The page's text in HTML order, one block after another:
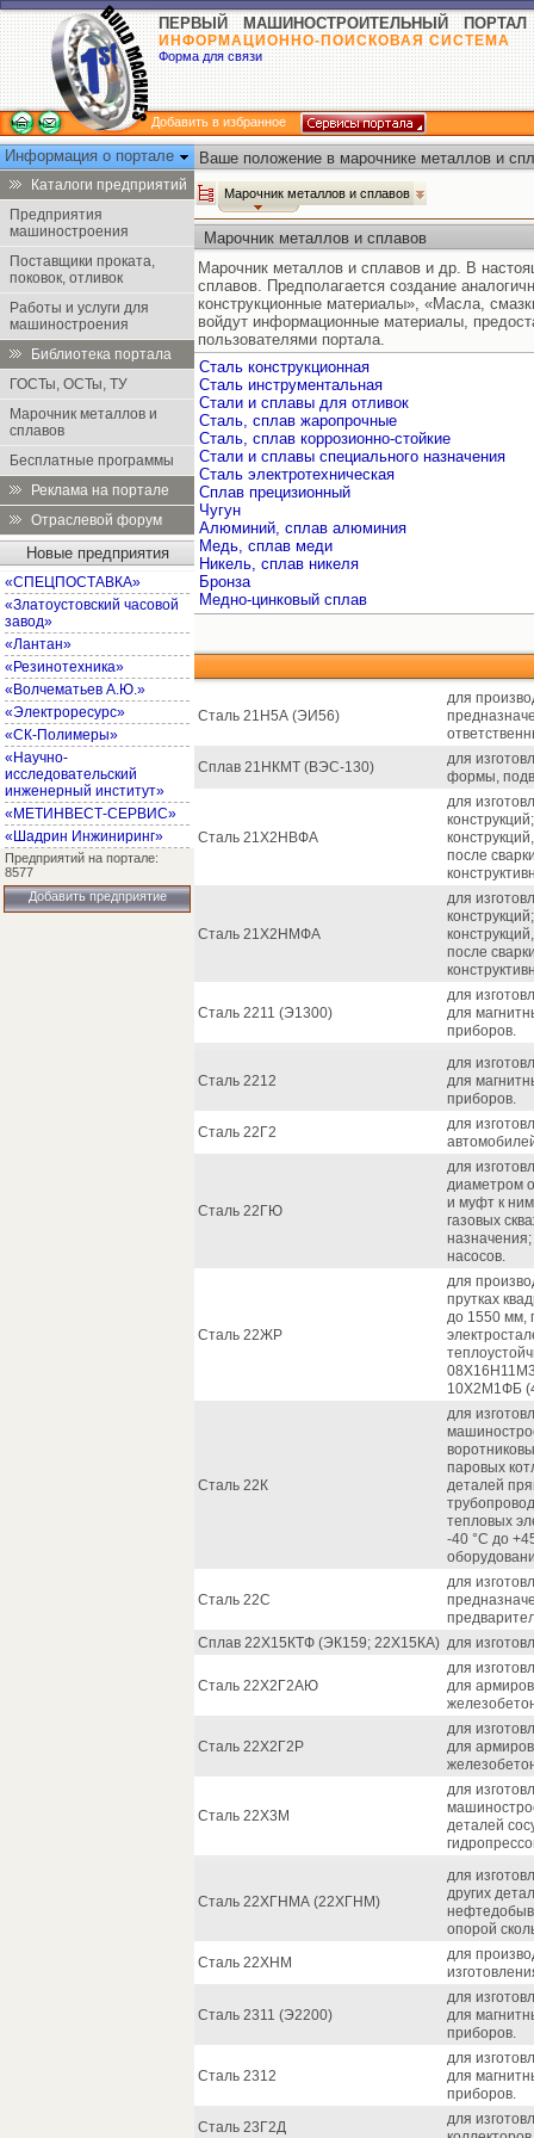
ПЕРВЫЙ МАШИНОСТРОИТЕЛЬНЫЙ ПОРТАЛ
ИНФОРМАЦИОННО-ПОИСКОВАЯ СИСТЕМА
Форма для связи
Добавить в избранное
Информация о портале
Каталоги предприятий
Предприятия
машиностроения
Поставщики проката,
поковок, отливок
Работы и услуги для
машиностроения
Библиотека портала
ГОСТы, ОСТы, ТУ
Марочник металлов и
сплавов
Бесплатные программы
Реклама на портале
Отраслевой форум
Новые предприятия
«СПЕЦПОСТАВКА»
«Златоустовский часовой
завод»
«Лантан»
«Резинотехника»
«Волчематьев А.Ю.»
«Электроресурс»
«СК-Полимеры»
«Научно-
исследовательский
инженерный институт»
«МЕТИНВЕСТ-СЕРВИС»
«Шадрин Инжиниринг»
Предприятий на портале:
8577
Добавить предприятие
Ваше положение в марочнике металлов и
Марочник металлов и сплавов
Марочник металлов и сплавов
Марочник металлов и сплавов и др. В
сплавов. Предполагается создание
конструкционные материалы», «Масла,
войдут информационные материалы,
пользователями портала.
Сталь конструкционная
Сталь инструментальная
Стали и сплавы для отливок
Сталь, сплав жаропрочные
Сталь, сплав коррозионно-стойкие
Стали и сплавы специального назначения
Сталь электротехническая
Сплав прецизионный
Чугун
Алюминий, сплав алюминия
Медь, сплав меди
Никель, сплав никеля
Бронза
Медно-цинковый сплав
Сталь 21Н5А (ЭИ56)
для
Сплав 21НКМТ (ВЭС-130)
для
формы,
Сталь 21Х2НВФА
для
после
Сталь 21Х2НМФА
для
после
Сталь 2211 (Э1300)
для
для
приборов.
Сталь 2212
для
для
приборов.
Сталь 22Г2
для
Сталь 22ГЮ
для
диаметром
и муфт к
газовых
насосов.
Сталь 22ЖР
для
прутках
до 1550 мм,
10Х2М1ФБ
Сталь 22К
для
паровых
деталей
тепловых
-40 °С до
Сталь 22С
для
Сплав 22Х15КТФ (ЭК159; 22Х15КА) для
Сталь 22Х2Г2АЮ
для
для
Сталь 22Х2Г2Р
для
для
Сталь 22Х3М
для
деталей
Сталь 22ХГНМА (22ХГНМ)
для
других
опорой
Сталь 22ХНМ
для
Сталь 2311 (Э2200)
для
для
приборов.
Сталь 2312
для
для
приборов.
Сталь 23Г2Д
для